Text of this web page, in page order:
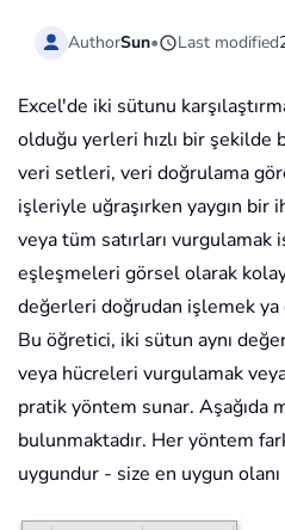
AuthorSun• Last modified
Excel'de iki sütunu
olduğu yerleri hızlı bir
veri setleri, veri doğrulama
işleriyle uğraşırken yaygın bir
veya tüm satırları
eşleşmeleri görsel olarak
değerleri doğrudan işlemek
Bu öğretici, iki sütun aynı
veya hücreleri vurgulamak
pratik yöntem sunar. Aşağıda
bulunmaktadır. Her yöntem
uygundur - size en uygun olanı